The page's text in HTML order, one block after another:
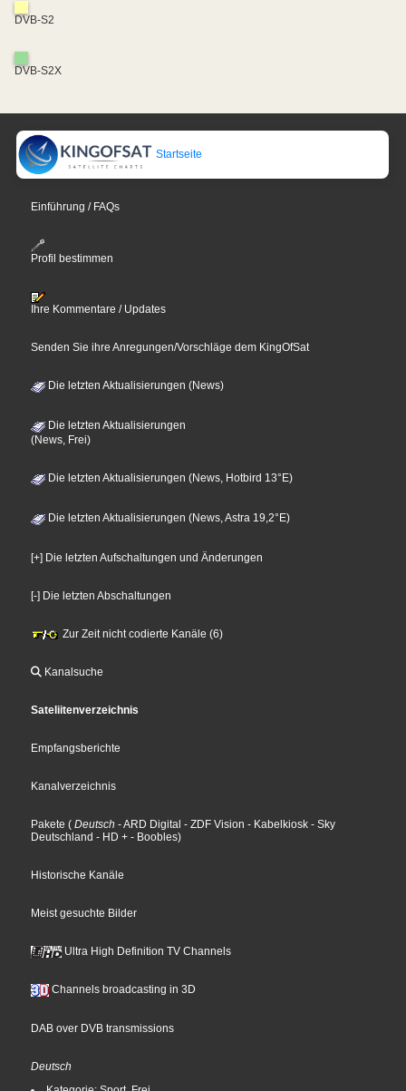
DVB-S2
DVB-S2X
Startseite
Einführung / FAQs
Profil bestimmen
Ihre Kommentare / Updates
Senden Sie ihre Anregungen/Vorschläge dem KingOfSat
Die letzten Aktualisierungen (News)
Die letzten Aktualisierungen
(News, Frei)
Die letzten Aktualisierungen (News, Hotbird 13°E)
Die letzten Aktualisierungen (News, Astra 19,2°E)
[+] Die letzten Aufschaltungen und Änderungen
[-] Die letzten Abschaltungen
Zur Zeit nicht codierte Kanäle (6)
Kanalsuche
Sateliitenverzeichnis
Empfangsberichte
Kanalverzeichnis
Pakete ( Deutsch - ARD Digital - ZDF Vision - Kabelkiosk - Sky
Deutschland - HD + - Boobles)
Historische Kanäle
Meist gesuchte Bilder
Ultra High Definition TV Channels
Channels broadcasting in 3D
DAB over DVB transmissions
Deutsch